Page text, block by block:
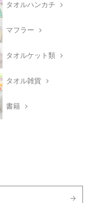
タオルハンカチ
マフラー
タオルケット類
タオル雑貨
書籍